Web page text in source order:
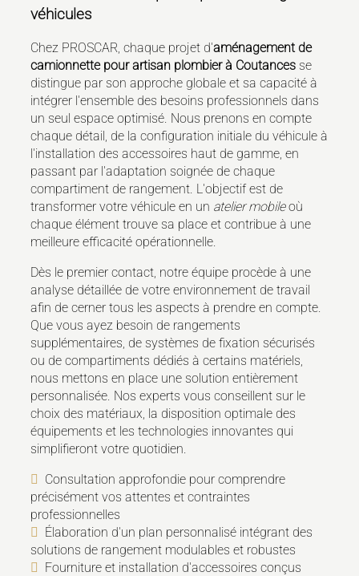
véhicules
Chez PROSCAR, chaque projet d'aménagement de
camionnette pour artisan plombier à Coutances se
distingue par son approche globale et sa capacité à
intégrer l'ensemble des besoins professionnels dans
un seul espace optimisé. Nous prenons en compte
chaque détail, de la configuration initiale du véhicule à
l'installation des accessoires haut de gamme, en
passant par l'adaptation soignée de chaque
compartiment de rangement. L'objectif est de
transformer votre véhicule en un atelier mobileoù
chaque élément trouve sa place et contribue à une
meilleure efficacité opérationnelle.
Dès le premier contact, notre équipe procède à une
analyse détaillée de votre environnement de travail
afin de cerner tous les aspects à prendre en compte.
Que vous ayez besoin de rangements
supplémentaires, de systèmes de fixation sécurisés
ou de compartiments dédiés à certains matériels,
nous mettons en place une solution entièrement
personnalisée. Nos experts vous conseillent sur le
choix des matériaux, la disposition optimale des
équipements et les technologies innovantes qui
simplifieront votre quotidien.
Consultation approfondie pour comprendre
précisément vos attentes et contraintes
professionnelles
Élaboration d'un plan personnalisé intégrant des
solutions de rangement modulables et robustes
Fourniture et installation d'accessoires conçus